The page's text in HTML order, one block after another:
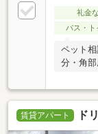
礼金
バス・ト
ペット
分・角
賃貸アパート ド